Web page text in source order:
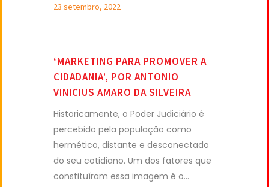
23 setembro, 2022
‘MARKETING PARA PROMOVER A
CIDADANIA’, POR ANTONIO
VINICIUS AMARO DA SILVEIRA
Historicamente, o Poder Judiciário é
percebido pela população como
hermético, distante e desconectado
do seu cotidiano. Um dos fatores que
constituíram essa imagem é o...